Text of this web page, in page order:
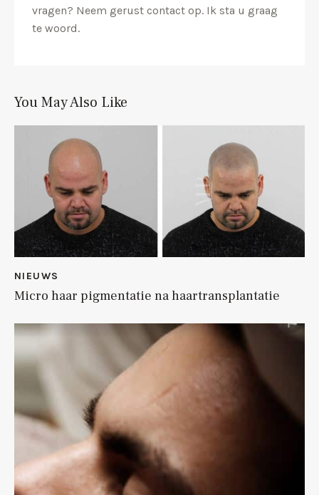
vragen? Neem gerust contact op. Ik sta u graag
te woord.
You May Also Like
NIEUWS
Micro haar pigmentatie na haartransplantatie